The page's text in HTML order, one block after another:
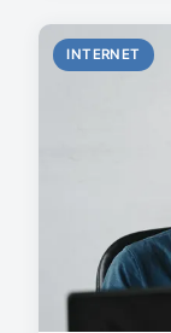
INTERNET